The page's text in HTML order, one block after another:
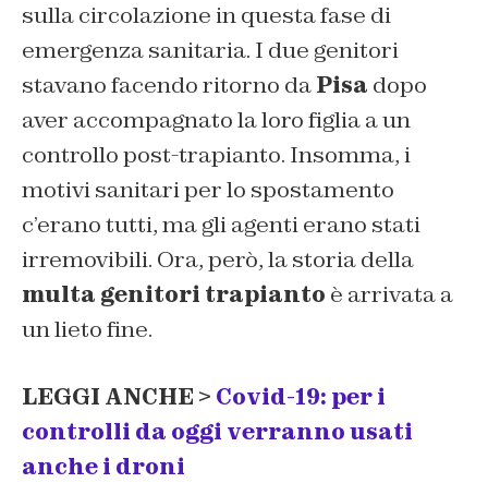
sulla circolazione in questa fase di
emergenza sanitaria. I due genitori
stavano facendo ritorno daPisa dopo
aver accompagnato la loro figlia a un
controllo post-trapianto. Insomma, i
motivi sanitari per lo spostamento
c’erano tutti, ma gli agenti erano stati
irremovibili. Ora, però, la storia della
multa genitori trapianto è arrivata a
un lieto fine.
LEGGI ANCHE > Covid-19: per i
controlli da oggi verranno usati
anche i droni